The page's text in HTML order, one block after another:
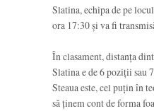
Slatina, echipa de pe
ora 17:30 și va fi
În clasament, distanța
Slatina e de 6 poziții sau
Steaua este, cel puțin în
să ținem cont de forma